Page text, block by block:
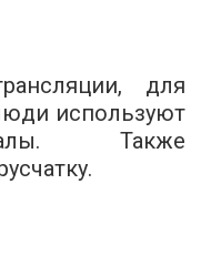
для
используют
Также